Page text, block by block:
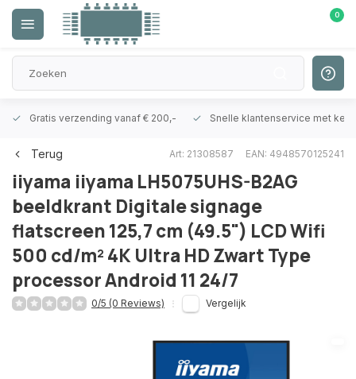
0
Gratis verzending vanaf € 200,- Snelle klantenservice met
Terug Art: 21308587 EAN: 4948570125241
iiyama iiyama LH5075UHS-B2AG
beeldkrant Digitale signage
flatscreen 125,7 cm (49.5") LCD Wifi
500 cd/m² 4K Ultra HD Zwart Type
processor Android 11 24/7
0/5 (0 Reviews) Vergelijk